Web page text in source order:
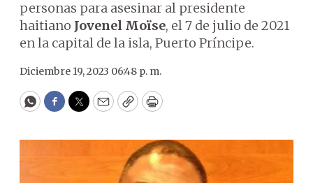
personas para asesinar al presidente
haitiano Jovenel Moïse, el 7 de julio de 2021
en la capital de la isla, Puerto Príncipe.
Diciembre 19, 2023 06:48 p. m.
WhatsApp
Facebook
Twitter
EmailCopyPrint